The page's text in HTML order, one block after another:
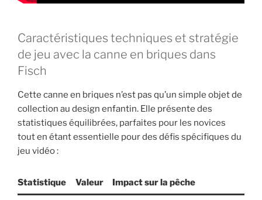
Caractéristiques techniques et stratégie
de jeu avec la canne en briques dans
Fisch
Cette canne en briques n’est pas qu’un simple objet de
collection au design enfantin. Elle présente des
statistiques équilibrées, parfaites pour les novices
tout en étant essentielle pour des défis spécifiques du
jeu vidéo :
Statistique Valeur Impact sur la pêche